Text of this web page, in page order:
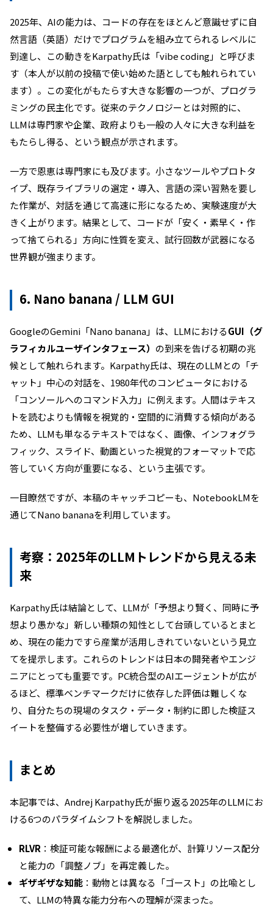
2025年、AIの能力は、コードの存在をほとんど意識せずに自
然言語（英語）だけでプログラムを組み立てられるレベルに
到達し、この動きをKarpathy氏は「vibe coding」と呼びま
す（本人が以前の投稿で使い始めた語としても触れられてい
ます）。この変化がもたらす大きな影響の一つが、プログラ
ミングの民主化です。従来のテクノロジーとは対照的に、
LLMは専門家や企業、政府よりも一般の人々に大きな利益を
もたらし得る、という観点が示されます。
一方で恩恵は専門家にも及びます。小さなツールやプロトタ
イプ、既存ライブラリの選定・導入、言語の深い習熟を要し
た作業が、対話を通じて高速に形になるため、実験速度が大
きく上がります。結果として、コードが「安く・素早く・作
って捨てられる」方向に性質を変え、試行回数が武器になる
世界観が強まります。
6. Nano banana / LLM GUI
GoogleのGemini「Nano banana」は、LLMにおけるGUI（グ
ラフィカルユーザインタフェース） の到来を告げる初期の兆
候として触れられます。Karpathy氏は、現在のLLMとの「チ
ャット」中心の対話を、1980年代のコンピュータにおける
「コンソールへのコマンド入力」に例えます。人間はテキス
トを読むよりも情報を視覚的・空間的に消費する傾向がある
ため、LLMも単なるテキストではなく、画像、インフォグラ
フィック、スライド、動画といった視覚的フォーマットで応
答していく方向が重要になる、という主張です。
一目瞭然ですが、本稿のキャッチコピーも、NotebookLMを
通じてNano bananaを利用しています。
考察：2025年のLLMトレンドから見える未
来
Karpathy氏は結論として、LLMが「予想より賢く、同時に予
想より愚かな」新しい種類の知性として台頭しているとまと
め、現在の能力ですら産業が活用しきれていないという見立
てを提示します。これらのトレンドは日本の開発者やエンジ
ニアにとっても重要です。PC統合型のAIエージェントが広が
るほど、標準ベンチマークだけに依存した評価は難しくな
り、自分たちの現場のタスク・データ・制約に即した検証ス
イートを整備する必要性が増していきます。
まとめ
本記事では、Andrej Karpathy氏が振り返る2025年のLLMにお
ける6つのパラダイムシフトを解説しました。
RLVR ：検証可能な報酬による最適化が、計算リソース配分
と能力の「調整ノブ」を再定義した。
ギザギザな知能 ：動物とは異なる「ゴースト」の比喩とし
て、LLMの特異な能力分布への理解が深まった。